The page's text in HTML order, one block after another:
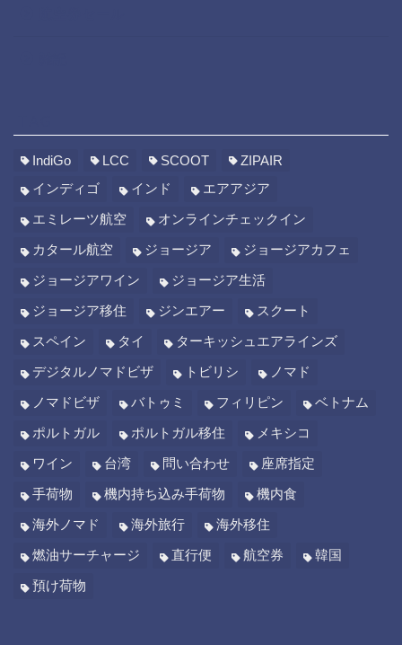
IndiGo LCC SCOOT
ZIPAIR
インディゴ
インド
エアアジア
エミレーツ航空
オンラインチェックイン
カタール航空
ジョージア
ジョージアカフェ
ジョージアワイン
ジョージア生活
ジョージア移住
ジンエアー
スクート
スペイン
タイ
ターキッシュエアラインズ
デジタルノマドビザ
トビリシ
ノマド
ノマドビザ
バトゥミ フィリピン
ベトナム
ポルトガル
ポルトガル移住
メキシコ
ワイン
台湾 問い合わせ
座席指定
手荷物
機内持ち込み手荷物
機内食
海外ノマド
海外旅行
海外移住
燃油サーチャージ
直行便 航空券
韓国
預け荷物